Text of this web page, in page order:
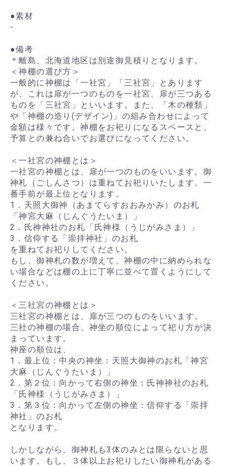
●素材
-
●備考
＊離島、北海道地区は別途御見積りとなります。
＜神棚の選び方＞
一般的に神棚は「一社宮」「三社宮」とあります
が、これは扉が一つのものを一社宮、扉が三つある
ものを「三社宮」といいます。また、「木の種類」
や「神棚の造り(デザイン)」の組み合わせによって
金額は様々です。神棚をお祀りになるスペースと、
予算との兼ね合いでお選びになってください。
＜一社宮の神棚とは＞
一社宮の神棚とは、扉が一つのものをいいます。御
神札（ごしんさつ）は重ねてお祀りいたします。一
番手前が最上位となります。
1．天照大御神（あまてらすおおみかみ）のお札
「神宮大麻（じんぐうたいま）」
2．氏神神社のお札「氏神様（うじがみさま）」
3．信仰する「崇拝神社」のお札
を重ねてお祀りしてください。
もし、御神札の数が増えて、神棚の中に納められな
い場合などは棚の上に丁寧に並べて置くようにして
ください。
＜三社宮の神棚とは＞
三社宮の神棚とは、扉が三つのものをいいます。
三社の神棚の場合、神坐の順位によって祀り方が決
まっています。
神座の順位は、
1．最上位：中央の神坐：天照大御神のお札「神宮
大麻（じんぐうたいま）」
2．第２位：向かって右側の神坐：氏神神社のお札
「氏神様（うじがみさま）」
3．第３位：向かって左側の神坐：信仰する「崇拝
神社」のお札
となります。
しかしながら、御神札も3体のみとは限らないと思
います。もし、３体以上お祀りしたい御神札がある